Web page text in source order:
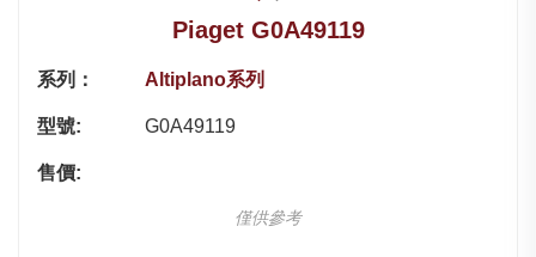
Piaget G0A49119
系列： Altiplano系列
型號: G0A49119
售價:
僅供參考